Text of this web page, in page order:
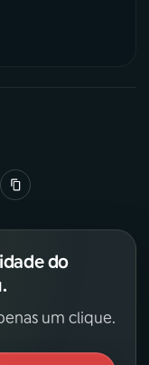
do
um clique.